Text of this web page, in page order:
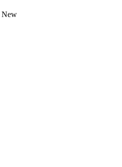
New